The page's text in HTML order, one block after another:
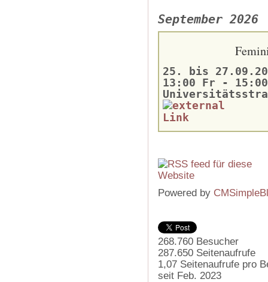
September 2026
25. bis
13:00 Fr - 15:00
Powered by
268.760 Besucher
287.650 Seitenaufrufe
1,07 Seitenaufrufe pro
seit Feb. 2023